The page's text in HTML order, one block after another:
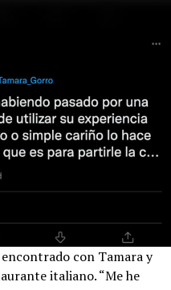
con Tamara y
italiano. “Me he